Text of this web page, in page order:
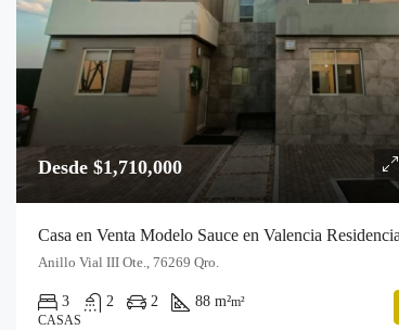
Desde $1,710,000
Anillo Vial III Ote., 76269 Qro.
3 2 2 88 m²m²
CASAS